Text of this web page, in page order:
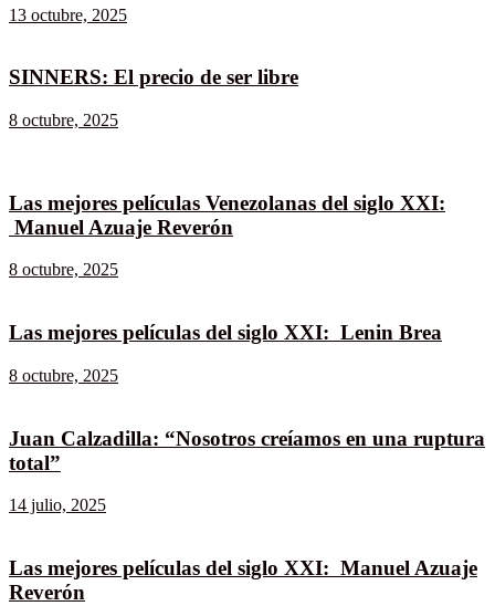
13 octubre, 2025
SINNERS: El precio de ser libre
8 octubre, 2025
Las mejores películas Venezolanas del siglo XXI:
Manuel Azuaje Reverón
8 octubre, 2025
Las mejores películas del siglo XXI: Lenin Brea
8 octubre, 2025
Juan Calzadilla: “Nosotros creíamos en una ruptura
total”
14 julio, 2025
Las mejores películas del siglo XXI: Manuel Azuaje
Reverón